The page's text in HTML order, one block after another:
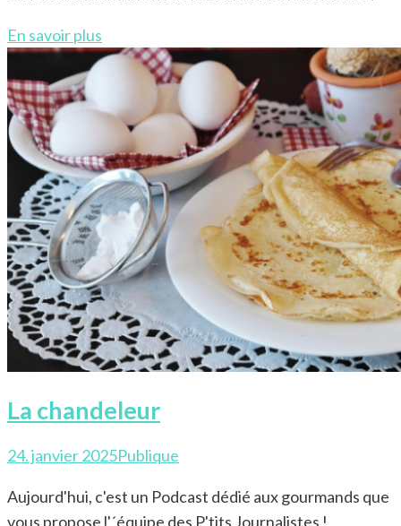
En savoir plus
La chandeleur
24. janvier 2025Publique
Aujourd'hui, c'est un Podcast dédié aux gourmands que
vous propose l'´équipe des P'tits Journalistes !